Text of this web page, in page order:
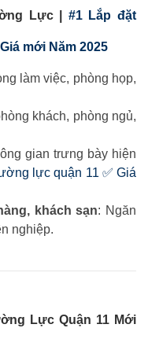
Lực | #1 Lắp đặt
mới Năm 2025
làm việc, phòng họp,
khách, phòng ngủ,
gian trưng bày hiện
lực quận 11 ✅ Giá
khách sạn: Ngăn
nghiệp.
Lực Quận 11 Mới